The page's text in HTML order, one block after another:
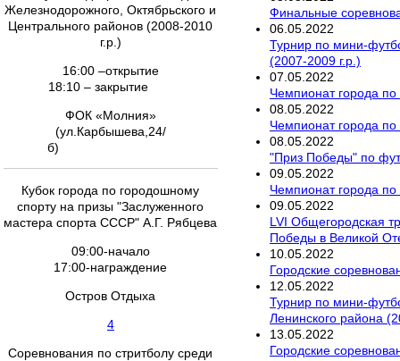
Железнодорожного, Октябрьского и
Центрального районов (2008-2010
г.р.)
16:00 –открытие
18:10 – закрытие
ФОК «Молния»
(ул.Карбышева,24/
б)
Кубок города по городошному
спорту на призы "Заслуженного
мастера спорта СССР" А.Г. Рябцева
09:00-начало
17:00-награждение
Остров Отдыха
4
Соревнования по стритболу среди
Финальные
06 05 2022
Турнир по мини-
(2007-2009 г.р.)
07 05 2022
Чемпионат города по
08 05 2022
Чемпионат города по
08 05 2022
"Приз Победы" по
09 05 2022
Чемпионат города по
09 05 2022
LVI Общегородская
Победы в Великой
10 05 2022
Городские
12 05 2022
Турнир по мини-
Ленинского района
13 05 2022
Городские